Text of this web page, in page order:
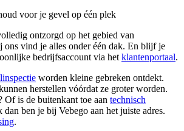
voor je gevel op één plek
ontzorgd op het gebied van
ons vind je alles onder één dak. En blijf je
bedrijfsaccount via het klantenportaal.
worden kleine gebreken ontdekt.
herstellen vóórdat ze groter worden.
Of is de buitenkant toe aan technisch
dan ben je bij Vebego aan het juiste adres.
.